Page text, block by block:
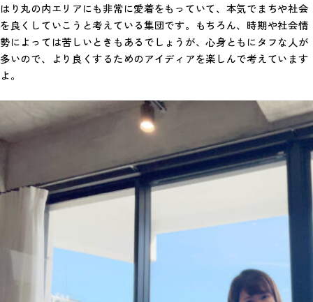
はり丸の内エリアにも非常に愛着をもっていて、本気でまちや社会
を良くしていこうと考えている集団です。もちろん、時期や社会情
勢によっては苦しいときもあるでしょうが、心身ともにタフな人が
多いので、より良くするためのアイディアを楽しんで考えています
よ。